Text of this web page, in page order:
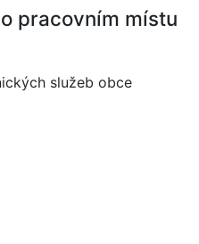
pracovním místu
služeb obce